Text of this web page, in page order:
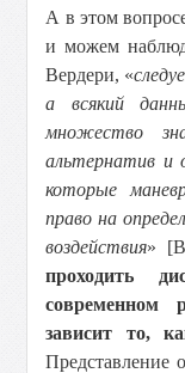
А в этом
и можем
Вердери, «
а всякий
множество
альтернатив и
которые
право на
воздействия»
проходить
современном
зависит то,